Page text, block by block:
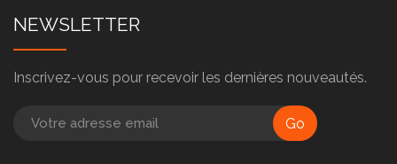
NEWSLETTER
Inscrivez-vous pour recevoir les dernières nouveautés.
Go